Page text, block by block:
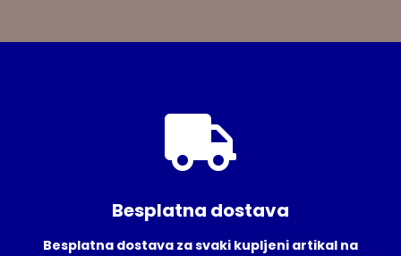
Besplatna dostava
Besplatna dostava za svaki kupljeni artikal na